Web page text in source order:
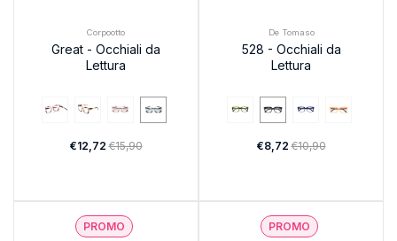
Corpootto
Great - Occhiali da
Lettura
€12,72€15,90
De Tomaso
528 - Occhiali da
Lettura
€8,72€10,90
PROMO PROMO